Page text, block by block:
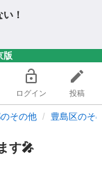
！
版
ログイン 投稿
その他 豊島区のそ
す🎤